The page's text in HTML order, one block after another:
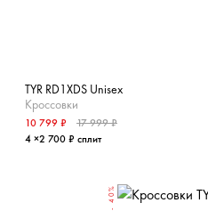
TYR RD1XDS Unisex
Кроссовки
10 799 ₽
17 999 ₽
4 ×2 700 ₽ сплит
- 40%